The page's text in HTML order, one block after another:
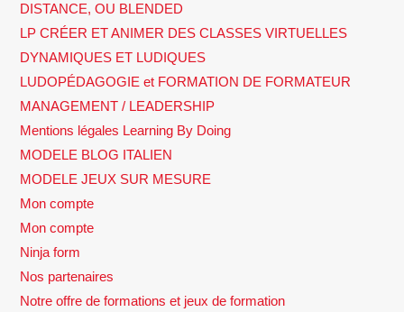
DISTANCE, OU BLENDED
LP CRÉER ET ANIMER DES CLASSES VIRTUELLES
DYNAMIQUES ET LUDIQUES
LUDOPÉDAGOGIE et FORMATION DE FORMATEUR
MANAGEMENT / LEADERSHIP
Mentions légales Learning By Doing
MODELE BLOG ITALIEN
MODELE JEUX SUR MESURE
Mon compte
Mon compte
Ninja form
Nos partenaires
Notre offre de formations et jeux de formation